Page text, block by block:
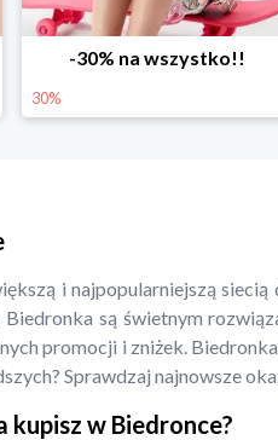
-30% na wszystko!!
30%
i najpopularniejszą
są świetnym
promocji i zniżek.
Sprawdzaj najnowsze
kupisz w Biedronce?